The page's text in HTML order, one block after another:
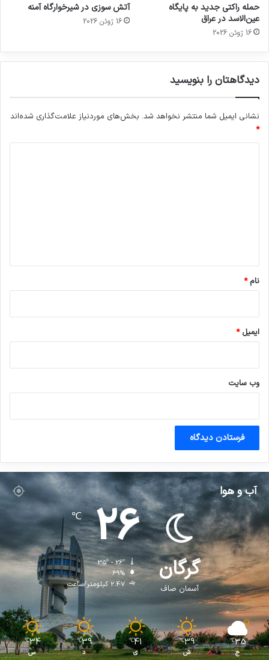
حمله راکتی جدید به پایگاه
عین‌الاسد در عراق
16 ژوئن 2026
آتش سوزی در شیرخوارگاه آمنه
16 ژوئن 2026
دیدگاهتان را بنویسید
نشانی ایمیل شما منتشر نخواهد شد. بخش‌های موردنیاز علامت‌گذاری شده‌اند
*
نام*
ایمیل*
وب‌ سایت
آب و هوا
گرگان
آسمان صاف
26
℃
35º - 26º
69%
2.47 کیلومتر/ساعت
35
℃
ج
39
℃
ش
41
℃
ی
39
℃
د
34
℃
س